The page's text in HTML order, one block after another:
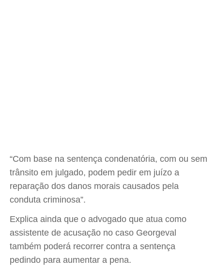
“Com base na sentença condenatória, com ou sem
trânsito em julgado, podem pedir em juízo a
reparação dos danos morais causados pela
conduta criminosa”.
Explica ainda que o advogado que atua como
assistente de acusação no caso Georgeval
também poderá recorrer contra a sentença
pedindo para aumentar a pena.